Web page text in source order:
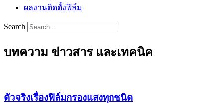
ผลงานติดตั้งฟิล์ม
Search
บทความ ข่าวสาร และเทคนิค
ตัวจริงเรื่องฟิล์มกรองแสงทุกชนิด